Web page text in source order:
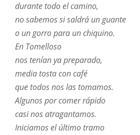
durante todo el camino,
no sabemos si saldrá un guante
o un gorro para un chiquino.
En Tomelloso
nos tenían ya preparado,
media tosta con café
que todos nos las tomamos.
Algunos por comer rápido
casi nos atragantamos.
Iniciamos el último tramo